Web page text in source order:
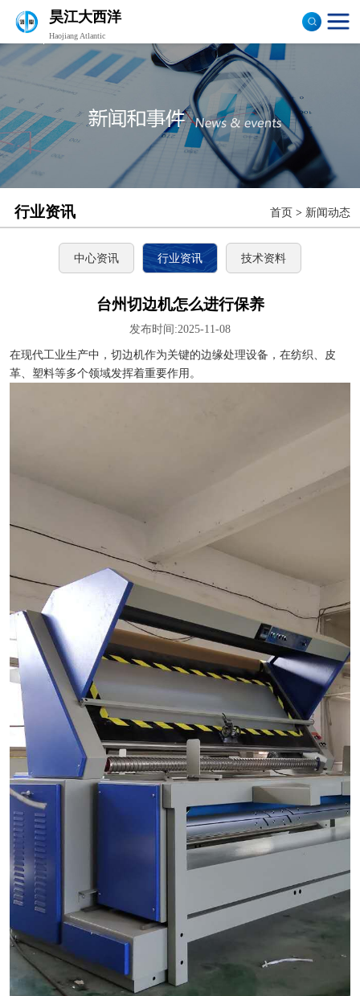
昊江大西洋
Haojiang Atlantic
行业资讯 首页 > 新闻动态
中心资讯 行业资讯 技术资料
台州切边机怎么进行保养
发布时间:2025-11-08
在现代工业生产中，切边机作为关键的边缘处理设备，在纺织、皮
革、塑料等多个领域发挥着重要作用。
验布机
打卷机
切边机
布匹包装机